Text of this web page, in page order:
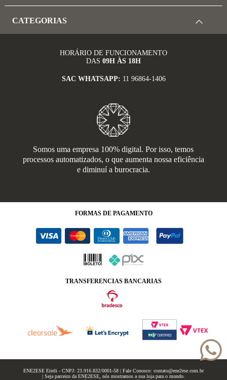
CATEGORIAS
HORÁRIO DE FUNCIONAMENTO
DAS 09H ÀS 18H
SAC WHATSAPP: 11 96864-1406
Somos uma empresa 100% digital. Por isso, temos
processos automatizados, o que aumenta nossa eficiência
e diminuí a burocracia.
FORMAS DE PAGAMENTO
TRANSFERENCIAS BANCARIAS
ENE2ESE Eireli - CNPJ: 23.916.832/0001-58 | Fale Conosco: contato@ene2ese.com.br
| Seja parceiro da ENE2ESE, nós mostramos a sua loja para o mundo.